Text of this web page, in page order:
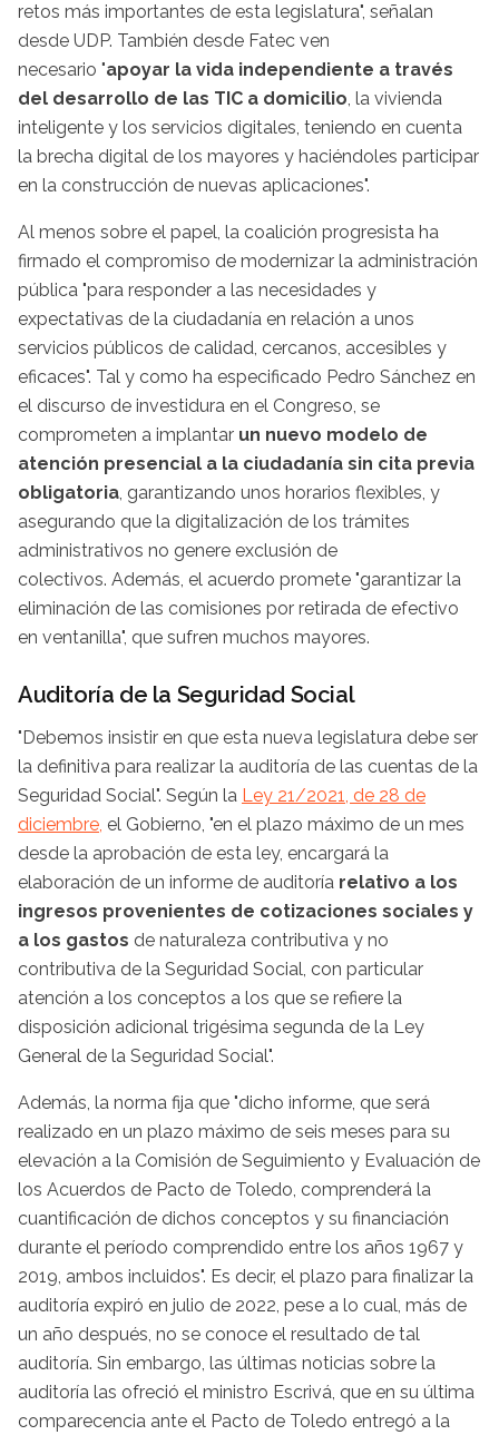
retos más importantes de esta legislatura", señalan
desde UDP. También desde Fatec ven
necesario "apoyar la vida independiente a través
del desarrollo de las TIC a domicilio, la vivienda
inteligente y los servicios digitales, teniendo en cuenta
la brecha digital de los mayores y haciéndoles participar
en la construcción de nuevas aplicaciones".
Al menos sobre el papel, la coalición progresista ha
firmado el compromiso de modernizar la administración
pública "para responder a las necesidades y
expectativas de la ciudadanía en relación a unos
servicios públicos de calidad, cercanos, accesibles y
eficaces". Tal y como ha especificado Pedro Sánchez en
el discurso de investidura en el Congreso, se
comprometen a implantar un nuevo modelo de
atención presencial a la ciudadanía sin cita previa
obligatoria, garantizando unos horarios flexibles, y
asegurando que la digitalización de los trámites
administrativos no genere exclusión de
colectivos. Además, el acuerdo promete "garantizar la
eliminación de las comisiones por retirada de efectivo
en ventanilla", que sufren muchos mayores.
Auditoría de la Seguridad Social
"Debemos insistir en que esta nueva legislatura debe ser
la definitiva para realizar la auditoría de las cuentas de la
Seguridad Social". Según la Ley 21/2021, de 28 de
diciembre, el Gobierno, "en el plazo máximo de un mes
desde la aprobación de esta ley, encargará la
elaboración de un informe de auditoría relativo a los
ingresos provenientes de cotizaciones sociales y
a los gastos de naturaleza contributiva y no
contributiva de la Seguridad Social, con particular
atención a los conceptos a los que se refiere la
disposición adicional trigésima segunda de la Ley
General de la Seguridad Social".
Además, la norma fija que "dicho informe, que será
realizado en un plazo máximo de seis meses para su
elevación a la Comisión de Seguimiento y Evaluación de
los Acuerdos de Pacto de Toledo, comprenderá la
cuantificación de dichos conceptos y su financiación
durante el período comprendido entre los años 1967 y
2019, ambos incluidos". Es decir, el plazo para finalizar la
auditoría expiró en julio de 2022, pese a lo cual, más de
un año después, no se conoce el resultado de tal
auditoría. Sin embargo, las últimas noticias sobre la
auditoría las ofreció el ministro Escrivá, que en su última
comparecencia ante el Pacto de Toledo entregó a la